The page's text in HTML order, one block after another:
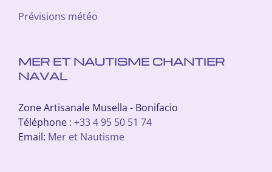
Prévisions météo
MER ET NAUTISME CHANTIER
NAVAL
Zone Artisanale Musella - Bonifacio
Téléphone : +33 4 95 50 51 74
Email: Mer et Nautisme